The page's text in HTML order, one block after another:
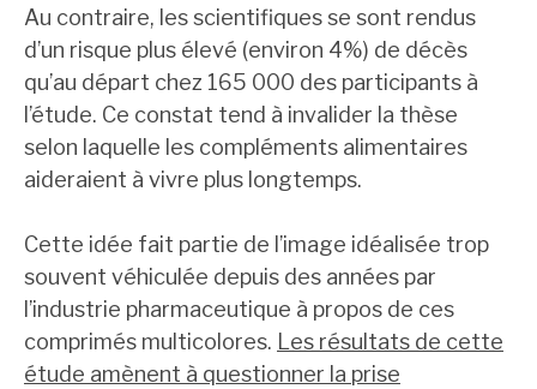
Au contraire, les scientifiques se sont rendus
d’un risque plus élevé (environ 4%) de décès
qu’au départ chez 165 000 des participants à
l’étude. Ce constat tend à invalider la thèse
selon laquelle les compléments alimentaires
aideraient à vivre plus longtemps.
Cette idée fait partie de l’image idéalisée trop
souvent véhiculée depuis des années par
l’industrie pharmaceutique à propos de ces
comprimés multicolores. Les résultats de cette
étude amènent à questionner la prise